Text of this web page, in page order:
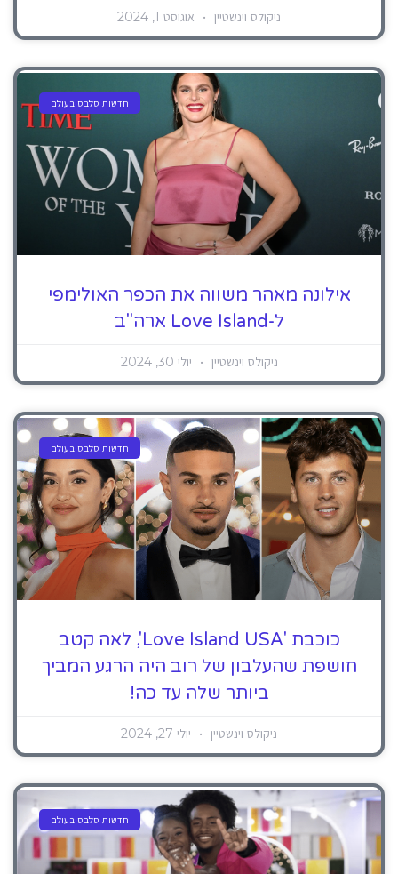
ניקולס וינשטיין אוגוסט 1, 2024
חדשות סלבס בעולם
אילונה מאהר משווה את הכפר האולימפי
ל-Love Island ארה"ב
ניקולס וינשטיין יולי 30, 2024
חדשות סלבס בעולם
כוכבת 'Love Island USA', לאה קטב
חושפת שהעלבון של רוב היה הרגע המביך
ביותר שלה עד כה!
ניקולס וינשטיין יולי 27, 2024
חדשות סלבס בעולם